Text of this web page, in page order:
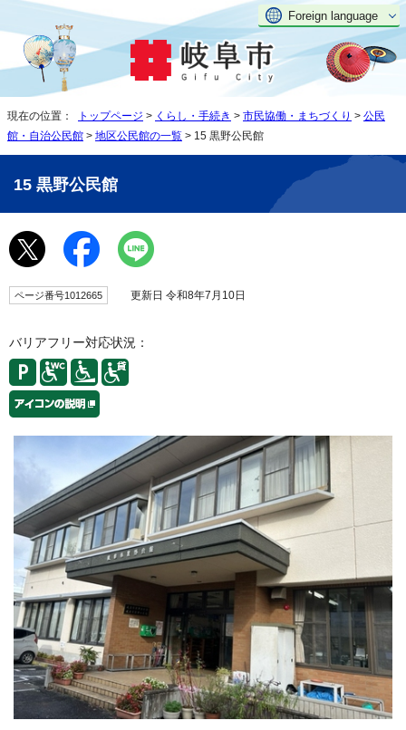
Foreign language
現在の位置： トップページ > くらし・手続き > 市民協働・まちづくり > 公民
館・自治公民館 > 地区公民館の一覧 > 15 黒野公民館
15 黒野公民館
ページ番号1012665 更新日 令和8年7月10日
バリアフリー対応状況：